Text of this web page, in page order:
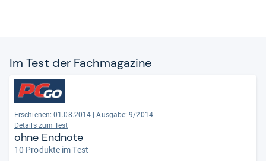
Im Test der Fach­ma­ga­zine
Erschienen: 01.08.2014
Ausgabe: 9/2014
Details zum Test
ohne Endnote
10 Produkte im Test